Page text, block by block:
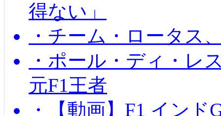
得ない」
・チーム・ロータス
・ポール・ディ・レ
元F1王者
・【動画】F1 イン